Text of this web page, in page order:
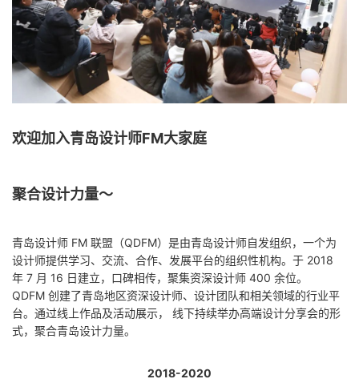
欢迎加入青岛设计师FM大家庭
聚合设计力量～
青岛设计师 FM 联盟（QDFM）是由青岛设计师自发组织，一个为
设计师提供学习、交流、合作、发展平台的组织性机构。于 2018
年 7 月 16 日建立，口碑相传，聚集资深设计师 400 余位。
QDFM 创建了青岛地区资深设计师、设计团队和相关领域的行业平
台。通过线上作品及活动展示， 线下持续举办高端设计分享会的形
式，聚合青岛设计力量。
2018-2020